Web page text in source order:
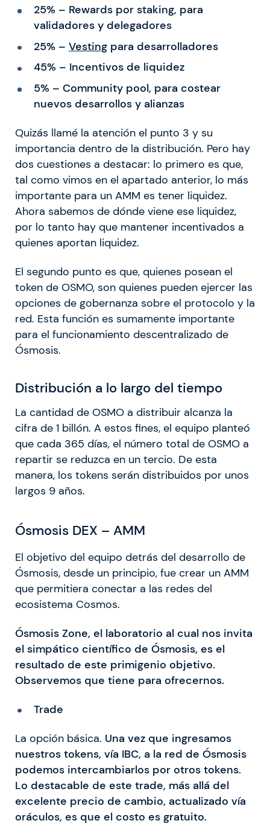
25% – Rewards por staking, para
validadores y delegadores
25% – Vestingpara desarrolladores
45% – Incentivos de liquidez
5% – Community pool, para costear
nuevos desarrollos y alianzas
Quizás llamé la atención el punto 3 y su
importancia dentro de la distribución. Pero hay
dos cuestiones a destacar: lo primero es que,
tal como vimos en el apartado anterior, lo más
importante para un AMM es tener liquidez.
Ahora sabemos de dónde viene ese liquidez,
por lo tanto hay que mantener incentivados a
quienes aportan liquidez.
El segundo punto es que, quienes posean el
token de OSMO, son quienes pueden ejercer las
opciones de gobernanza sobre el protocolo y la
red. Esta función es sumamente importante
para el funcionamiento descentralizado de
Ósmosis.
Distribución a lo largo del tiempo
La cantidad de OSMO a distribuir alcanza la
cifra de 1 billón. A estos fines, el equipo planteó
que cada 365 días, el número total de OSMO a
repartir se reduzca en un tercio. De esta
manera, los tokens serán distribuidos por unos
largos 9 años.
Ósmosis DEX – AMM
El objetivo del equipo detrás del desarrollo de
Ósmosis, desde un principio, fue crear un AMM
que permitiera conectar a las redes del
ecosistema Cosmos.
Ósmosis Zone, el laboratorio al cual nos invita
el simpático científico de Ósmosis, es el
resultado de este primigenio objetivo.
Observemos que tiene para ofrecernos.
Trade
La opción básica. Una vez que ingresamos
nuestros tokens, vía IBC, a la red de Ósmosis
podemos intercambiarlos por otros tokens.
Lo destacable de este trade, más allá del
excelente precio de cambio, actualizado vía
oráculos, es que el costo es gratuito.